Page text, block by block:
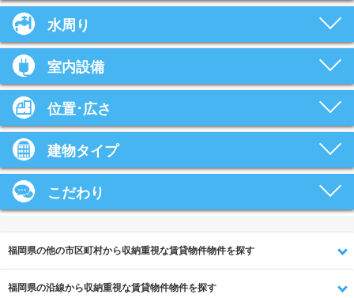
水周り
室内設備
位置･広さ
建物タイプ
こだわり
福岡県の他の市区町村から収納重視な賃貸物件物件を探す
福岡県の沿線から収納重視な賃貸物件物件を探す